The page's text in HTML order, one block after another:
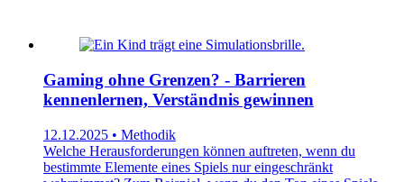
Gaming ohne Grenzen? - Barrieren
kennenlernen, Verständnis gewinnen
12.12.2025 • Methodik
Welche Herausforderungen können auftreten, wenn du
bestimmte Elemente eines Spiels nur eingeschränkt